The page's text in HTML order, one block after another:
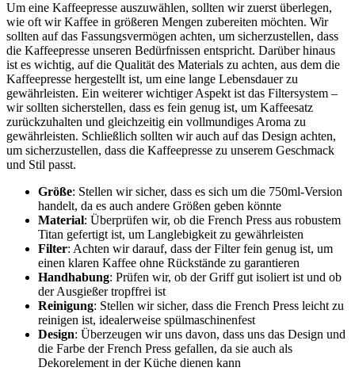
Um eine Kaffeepresse auszuwählen, sollten wir zuerst überlegen,
wie oft wir Kaffee in größeren Mengen zubereiten möchten. Wir
sollten auf das Fassungsvermögen achten, um sicherzustellen, dass
die Kaffeepresse unseren Bedürfnissen entspricht. Darüber hinaus
ist es wichtig, auf die Qualität des Materials zu achten, aus dem die
Kaffeepresse hergestellt ist, um eine lange Lebensdauer zu
gewährleisten. Ein weiterer wichtiger Aspekt ist das Filtersystem –
wir sollten sicherstellen, dass es fein genug ist, um Kaffeesatz
zurückzuhalten und gleichzeitig ein vollmundiges Aroma zu
gewährleisten. Schließlich sollten wir auch auf das Design achten,
um sicherzustellen, dass die Kaffeepresse zu unserem Geschmack
und Stil passt.
Größe: Stellen wir sicher, dass es sich um die 750ml-Version
handelt, da es auch andere Größen geben könnte
Material: Überprüfen wir, ob die French Press aus robustem
Titan gefertigt ist, um Langlebigkeit zu gewährleisten
Filter: Achten wir darauf, dass der Filter fein genug ist, um
einen klaren Kaffee ohne Rückstände zu garantieren
Handhabung: Prüfen wir, ob der Griff gut isoliert ist und ob
der Ausgießer tropffrei ist
Reinigung: Stellen wir sicher, dass die French Press leicht zu
reinigen ist, idealerweise spülmaschinenfest
Design: Überzeugen wir uns davon, dass uns das Design und
die Farbe der French Press gefallen, da sie auch als
Dekorelement in der Küche dienen kann